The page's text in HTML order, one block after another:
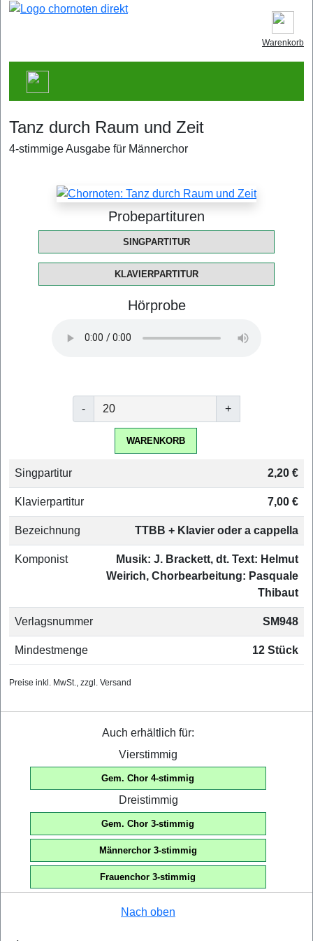
Warenkorb
Tanz durch Raum und Zeit
4-stimmige Ausgabe für Männerchor
Probepartituren
SINGPARTITUR
KLAVIERPARTITUR
Hörprobe
- +
WARENKORB
Singpartitur 2,20 €
Klavierpartitur 7,00 €
Bezeichnung TTBB + Klavier oder a cappella
Komponist
Musik: J. Brackett, dt. Text: Helmut
Weirich, Chorbearbeitung: Pasquale
Thibaut
Verlagsnummer SM948
Mindestmenge 12 Stück
Preise inkl. MwSt., zzgl. Versand
Auch erhältlich für:
Vierstimmig
Gem. Chor 4-stimmig
Dreistimmig
Gem. Chor 3-stimmig
Männerchor 3-stimmig
Frauenchor 3-stimmig
Nach oben